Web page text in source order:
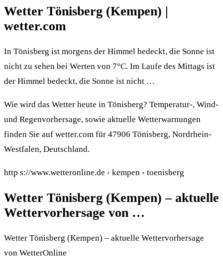
Wetter Tönisberg (Kempen) |
wetter.com
In Tönisberg ist morgens der Himmel bedeckt, die Sonne ist
nicht zu sehen bei Werten von 7°C. Im Laufe des Mittags ist
der Himmel bedeckt, die Sonne ist nicht …
Wie wird das Wetter heute in Tönisberg? Temperatur-, Wind-
und Regenvorhersage, sowie aktuelle Wetterwarnungen
finden Sie auf wetter.com für 47906 Tönisberg, Nordrhein-
Westfalen, Deutschland.
http s://www.wetteronline.de › kempen › toenisberg
Wetter Tönisberg (Kempen) – aktuelle
Wettervorhersage von …
Wetter Tönisberg (Kempen) – aktuelle Wettervorhersage
von WetterOnline